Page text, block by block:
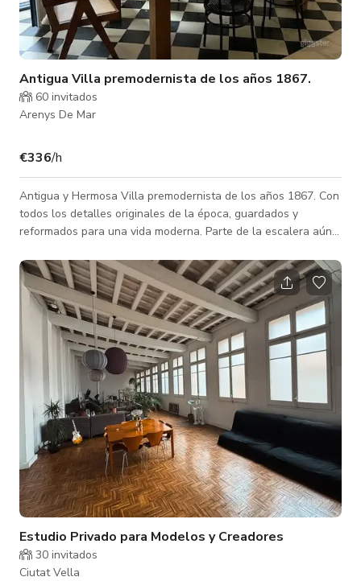
Antigua Villa premodernista de los años 1867.
60 invitados
Arenys De Mar
€336/h
Antigua y Hermosa Villa premodernista de los años 1867. Con
todos los detalles originales de la época, guardados y
reformados para una vida moderna. Parte de la escalera aún
naranjo, que lleva el protagonismo del espacio exterior. Aún
mantiene sus muebles antiguos, chimenea y un piano de alta
gama. Nota: El 21% de IVA ya está incluido en los precios
publicados.
Estudio Privado para Modelos y Creadores
30 invitados
Ciutat Vella